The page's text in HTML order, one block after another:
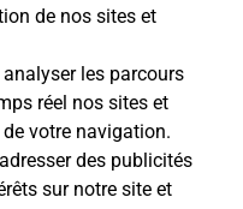
de nos sites et
analyser les parcours
réel nos sites et
votre navigation.
des publicités
sur notre site et
samedià 08h30